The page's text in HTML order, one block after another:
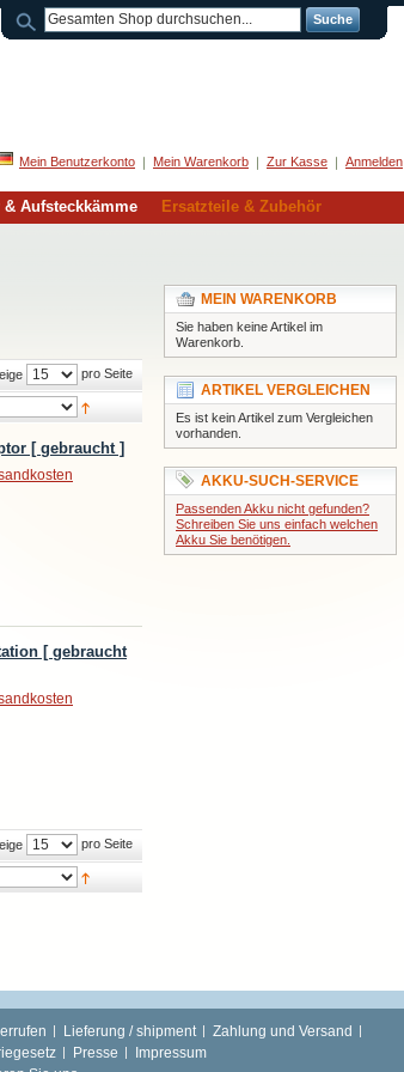
Suche
Mein Benutzerkonto Mein Warenkorb Zur Kasse Anmelden
Aufsteckkämme Ersatzteile & Zubehör
pro Seite
[ gebraucht ]
[ gebraucht
pro Seite
MEIN WARENKORB
Sie haben keine Artikel im
Warenkorb.
ARTIKEL VERGLEICHEN
Es ist kein Artikel zum Vergleichen
vorhanden.
AKKU-SUCH-SERVICE
Passenden Akku nicht gefunden?
Schreiben Sie uns einfach welchen
Akku Sie benötigen.
Lieferung / shipment
Zahlung und Versand
Presse
Impressum